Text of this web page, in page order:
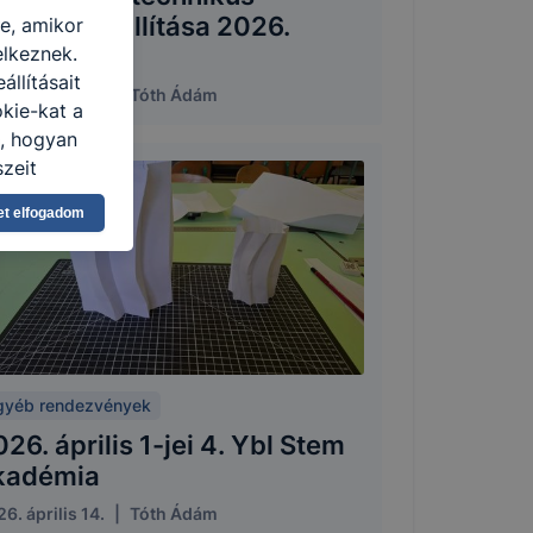
kiállítása 2026.
14-én
április 14. Tóth Ádám
rendezvények
április 1-jei 4. Ybl Stem
április 14. Tóth Ádám
amikor
kat a
hogyan
Önnek
A
kat, de
k
által
elfogadom